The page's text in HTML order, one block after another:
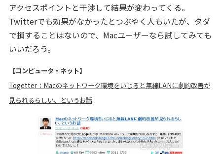
アクセスポイントと干渉して結果が変わってくる。
Twitterでも効果がなかったとつぶやく人もいたが、タダ
で損することはないので、Macユーザーなら試してみても
いいだろう。
【コンピュータ・ネット】
Togetter：Macのネットワーク環境をいじると無線LANに劇的改善が
見られるらしい、というお話